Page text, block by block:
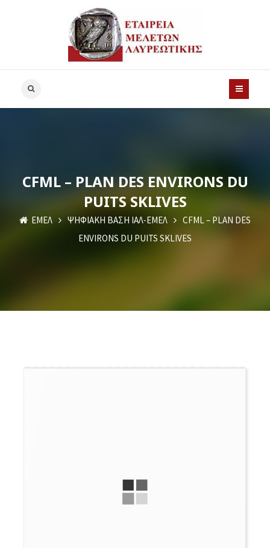
CFML – PLAN DES ENVIRONS DU
PUITS SKLIVES
ΕΜΕΛ ΨΗΦΙΑΚΗ ΒΑΣΗ ΙΑΛ-ΕΜΕΛ
CFML – PLAN DES
ENVIRONS DU PUITS SKLIVES